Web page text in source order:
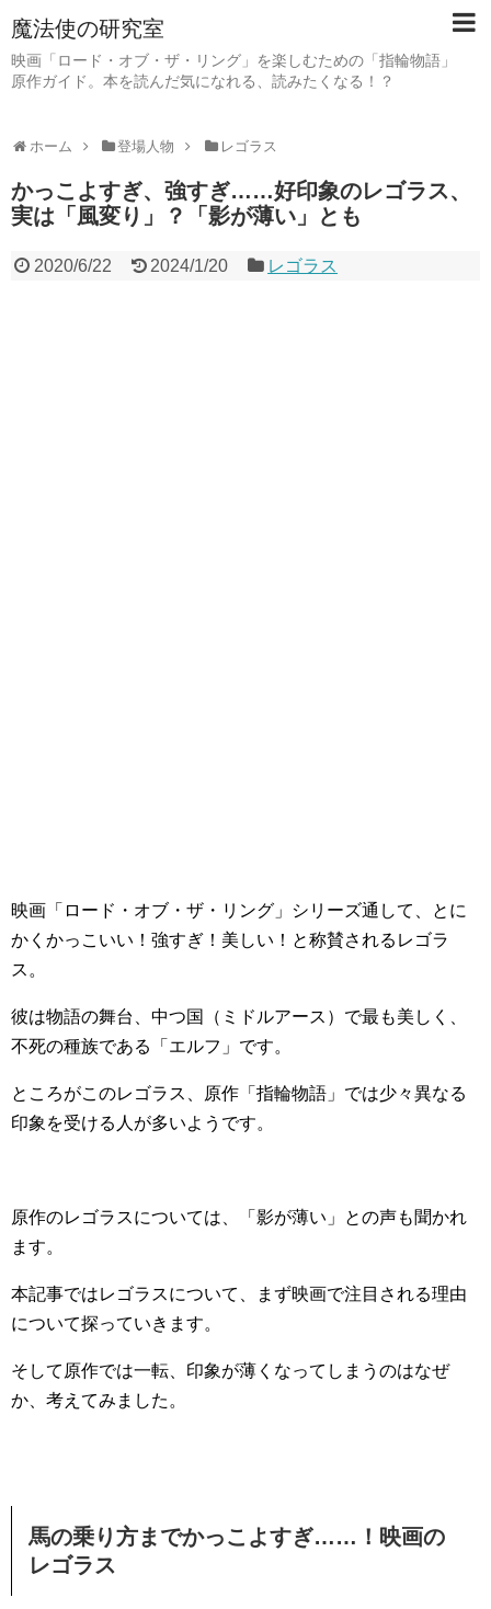
魔法使の研究室
映画「ロード・オブ・ザ・リング」を楽しむための「指輪物語」
原作ガイド。本を読んだ気になれる、読みたくなる！？
ホーム 登場人物 レゴラス
かっこよすぎ、強すぎ……好印象のレゴラス、
実は「風変り」？「影が薄い」とも
2020/6/22 2024/1/20 レゴラス
映画「ロード・オブ・ザ・リング」シリーズ通して、とに
かくかっこいい！強すぎ！美しい！と称賛されるレゴラ
ス。
彼は物語の舞台、中つ国（ミドルアース）で最も美しく、
不死の種族である「エルフ」です。
ところがこのレゴラス、原作「指輪物語」では少々異なる
印象を受ける人が多いようです。
原作のレゴラスについては、「影が薄い」との声も聞かれ
ます。
本記事ではレゴラスについて、まず映画で注目される理由
について探っていきます。
そして原作では一転、印象が薄くなってしまうのはなぜ
か、考えてみました。
馬の乗り方までかっこよすぎ……！映画の
レゴラス